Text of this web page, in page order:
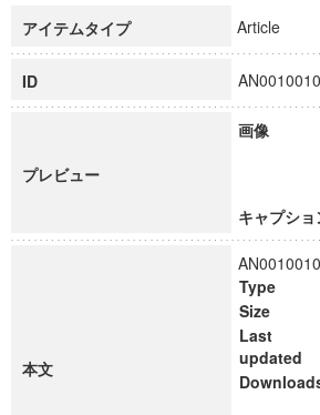
慶應義塾大学グローバルCOEプロ
慶應義塾大学グローバルCOEプロ
博士課程教育リーディングプログ
学術雑誌掲載論文等(8)
アイテムタイプ Article
ID
プレビュー
画像
キャプショ
本文
Type
Size
Last
updated